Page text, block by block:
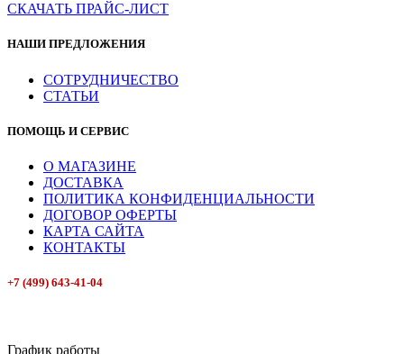
СКАЧАТЬ ПРАЙС-ЛИСТ
НАШИ ПРЕДЛОЖЕНИЯ
СОТРУДНИЧЕСТВО
СТАТЬИ
ПОМОЩЬ И СЕРВИС
О МАГАЗИНЕ
ДОСТАВКА
ПОЛИТИКА КОНФИДЕНЦИАЛЬНОСТИ
ДОГОВОР ОФЕРТЫ
КАРТА САЙТА
КОНТАКТЫ
+7 (499) 643-41-04
График работы